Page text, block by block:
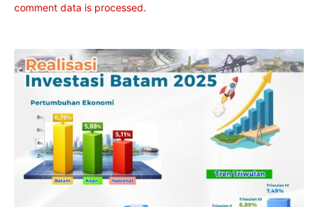
comment data is processed.